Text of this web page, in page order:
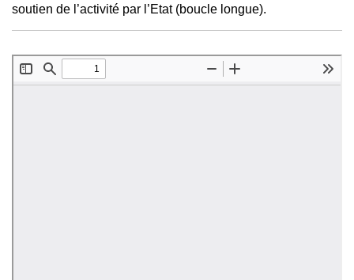
soutien de l’activité par l’Etat (boucle longue).